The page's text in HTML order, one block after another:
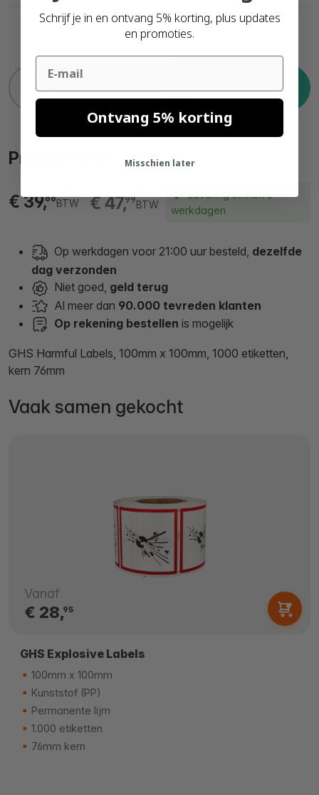
winkelwagentje
Prijs per stuk
€ 47,99BTW
€ 39,66BTW
Levering binnen 3
werkdagen
Op werkdagen voor 21:00 uur besteld, dezelfde
dag verzonden
Niet goed, geld terug
Al meer dan 90.000 tevreden klanten
Op rekening bestellen is mogelijk
GHS Harmful Labels, 100mm x 100mm, 1000 etiketten,
kern 76mm
Vaak samen gekocht
Vanaf
€ 28,95
GHS Explosive Labels
100mm x 100mm
Kunststof (PP)
Permanente lijm
1.000 etiketten
76mm kern
Schrijf je in en ontvang 5% korting, plus updates
en promoties.
Email
Ontvang 5% korting
Misschien later